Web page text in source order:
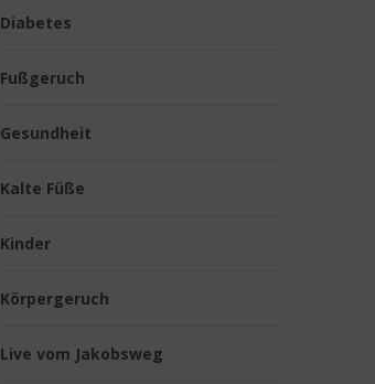
Diabetes
Fußgeruch
Gesundheit
Kalte Füße
Kinder
Körpergeruch
Live vom Jakobsweg